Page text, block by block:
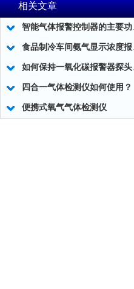
相关文章
智能
食品
如何
四合一气体检测仪如何使用？
便携式氧气气体检测仪